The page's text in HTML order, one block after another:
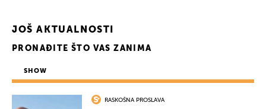
JOŠ AKTUALNOSTI
PRONAĐITE ŠTO VAS ZANIMA
SHOW
RASKOŠNA PROSLAVA